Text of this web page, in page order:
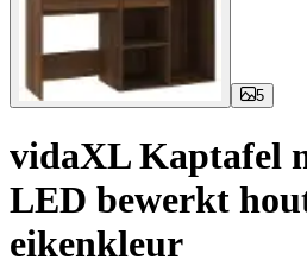
5
vidaXL Kaptafel
LED bewerkt
eikenkleur